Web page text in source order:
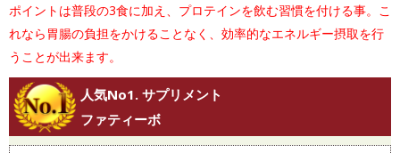
ポイントは普段の3食に加え、プロテインを飲む習慣を付ける事。こ
れなら胃腸の負担をかけることなく、効率的なエネルギー摂取を行
うことが出来ます。
人気No1. サプリメント
ファティーボ